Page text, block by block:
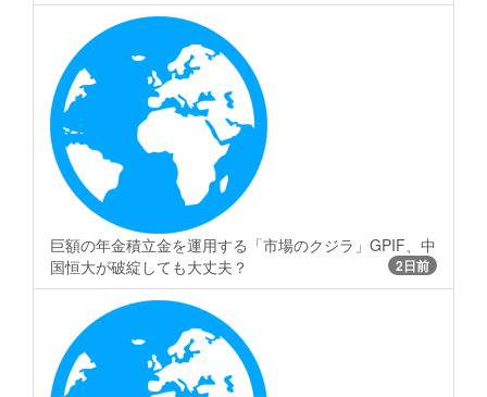
巨額の年金積立金を運用する「市場のクジラ」GPIF、中
国恒大が破綻しても大丈夫？
2日前